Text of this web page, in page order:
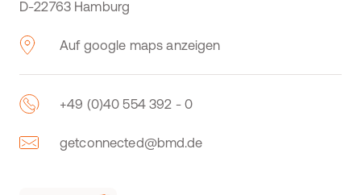
D-22763 Hamburg
Auf google maps anzeigen
+49 (0)40 554 392 - 0
getconnected@bmd.de